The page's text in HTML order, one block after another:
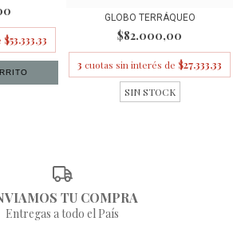
$53.333,33
GLOBO TERRÁQUEO
$82.000,00
3 cuotas sin interés de $27.333,33
SIN STOCK
TU COMPRA
Entregas a todo el País